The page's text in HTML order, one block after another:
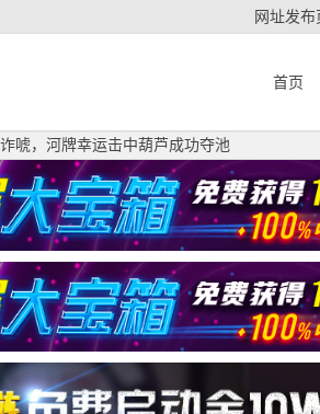
网址发布
首页
唬，河牌幸运击中葫芦成功夺池